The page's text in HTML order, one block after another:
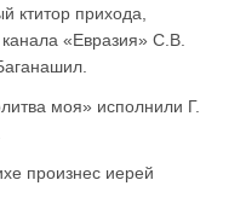
ктитор прихода,
«Евразия» С.В.
моя» исполнили Г.
произнес иерей